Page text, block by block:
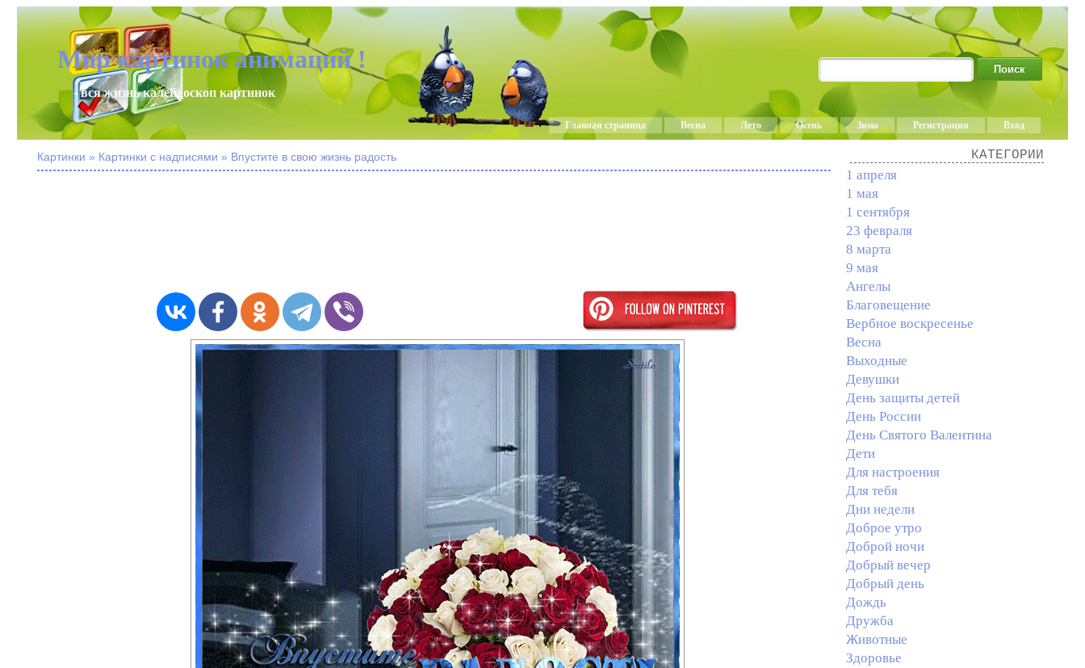
Мир картинок анимаций !
- вся жизнь калейдоскоп картинок
Главная страница Весна Лето Осень Зима Регистрация Вход
Картинки » Картинки с надписями » Впустите в свою жизнь радость КАТЕГОРИИ
1 апреля
1 мая
1 сентября
23 февраля
8 марта
9 мая
Ангелы
Благовещение
Вербное воскресенье
Весна
Выходные
Девушки
День защиты детей
День России
День Святого Валентина
Дети
Для настроения
Для тебя
Дни недели
Доброе утро
Доброй ночи
Добрый вечер
Добрый день
Дождь
Дружба
Животные
Здоровье